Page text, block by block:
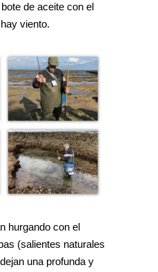
de aceite con el
viento.
hurgando con el
(salientes naturales
una profunda y